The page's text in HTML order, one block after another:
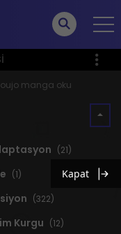
manga oku
(21)
(1)
(322)
Kurgu (12)
Kapat